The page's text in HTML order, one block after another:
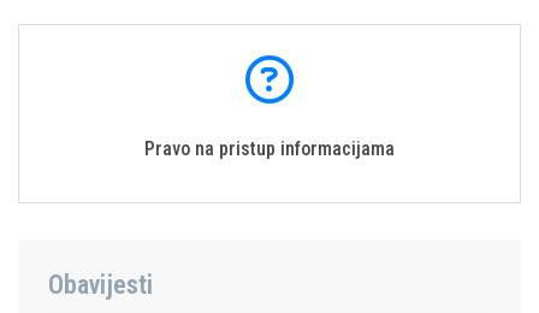
Pravo na pristup informacijama
Obavijesti